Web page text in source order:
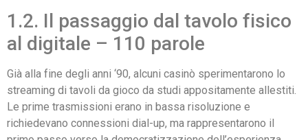
1.2. Il passaggio dal tavolo fisico
al digitale – 110 parole
Già alla fine degli anni ‘90, alcuni casinò sperimentarono lo
streaming di tavoli da gioco da studi appositamente allestiti.
Le prime trasmissioni erano in bassa risoluzione e
richiedevano connessioni dial-up, ma rappresentarono il